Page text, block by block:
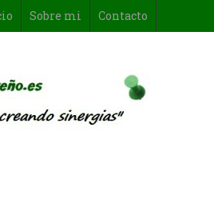
Sobre mi Contacto